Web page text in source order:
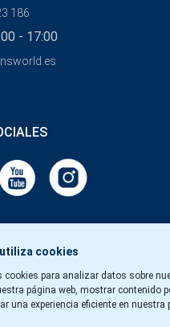
utiliza cookies
cookies para analizar datos sobre
página web, mostrar contenido
una experiencia eficiente en nuestra
186
- 17:00